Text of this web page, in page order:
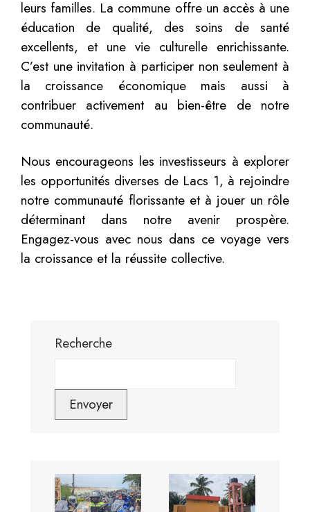
leurs familles. La commune offre un accès à une
éducation de qualité, des soins de santé
excellents, et une vie culturelle enrichissante.
C’est une invitation à participer non seulement à
la croissance économique mais aussi à
contribuer activement au bien-être de notre
communauté.
Nous encourageons les investisseurs à explorer
les opportunités diverses de Lacs 1, à rejoindre
notre communauté florissante et à jouer un rôle
déterminant dans notre avenir prospère.
Engagez-vous avec nous dans ce voyage vers
la croissance et la réussite collective.
Recherche
Envoyer